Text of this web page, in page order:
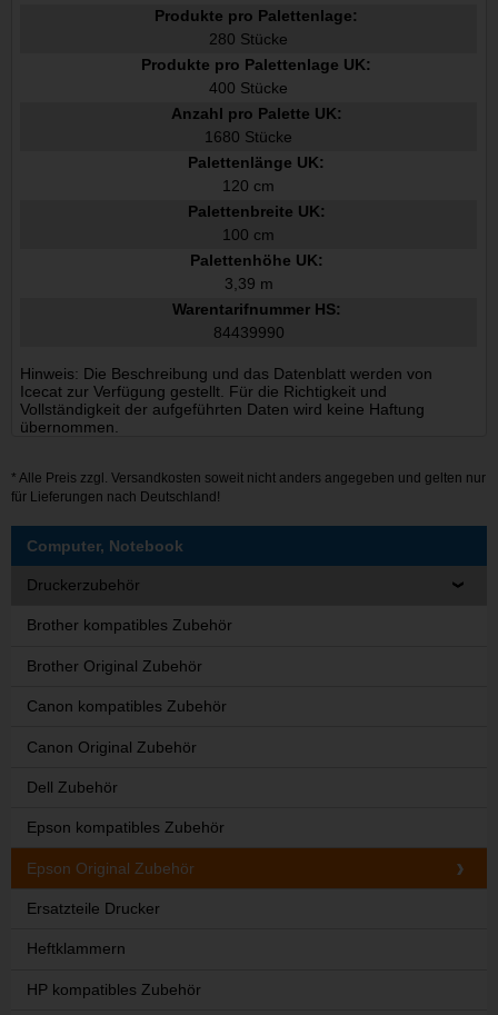
Produkte pro Palettenlage:
280 Stücke
Produkte pro Palettenlage UK:
400 Stücke
Anzahl pro Palette UK:
1680 Stücke
Palettenlänge UK:
120 cm
Palettenbreite UK:
100 cm
Palettenhöhe UK:
3,39 m
Warentarifnummer HS:
84439990
Hinweis: Die Beschreibung und das Datenblatt werden von
Icecat zur Verfügung gestellt. Für die Richtigkeit und
Vollständigkeit der aufgeführten Daten wird keine Haftung
übernommen.
* Alle Preis zzgl. Versandkosten soweit nicht anders angegeben und gelten nur
für Lieferungen nach Deutschland!
Computer, Notebook
Druckerzubehör
Brother kompatibles Zubehör
Brother Original Zubehör
Canon kompatibles Zubehör
Canon Original Zubehör
Dell Zubehör
Epson kompatibles Zubehör
Epson Original Zubehör
Ersatzteile Drucker
Heftklammern
HP kompatibles Zubehör